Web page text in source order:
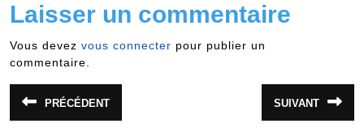
Laisser un commentaire
Vous devez vous connecter pour publier un
commentaire.
Navigation
de
PRÉCÉDENT
précédent
SUIVANT
suivant